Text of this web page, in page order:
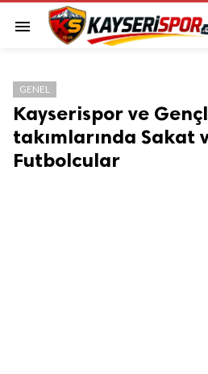
menu
GENEL
Kayserispor ve
takımlarında Sakat
Futbolcular